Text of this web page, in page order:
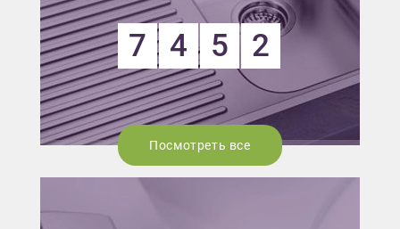
7 4 5 2
Посмотреть все